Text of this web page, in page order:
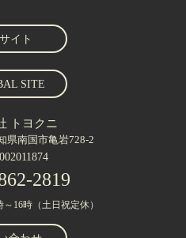
イト
SITE
トヨクニ
南国市亀岩728-2
2819
16時（土日祝定休）